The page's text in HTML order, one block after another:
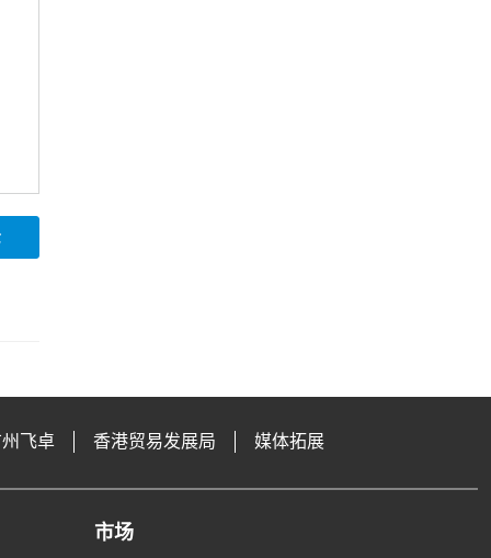
飞卓 香港贸易发展局 媒体拓展
市场